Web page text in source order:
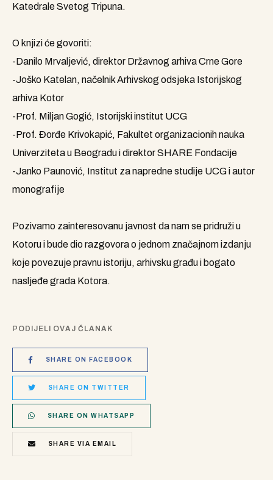
Katedrale Svetog Tripuna.
O knjizi će govoriti:
-Danilo Mrvaljević, direktor Državnog arhiva Crne Gore
-Joško Katelan, načelnik Arhivskog odsjeka Istorijskog
arhiva Kotor
-Prof. Miljan Gogić, Istorijski institut UCG
-Prof. Đorđe Krivokapić, Fakultet organizacionih nauka
Univerziteta u Beogradu i direktor SHARE Fondacije
-Janko Paunović, Institut za napredne studije UCG i autor
monografije
Pozivamo zainteresovanu javnost da nam se pridruži u
Kotoru i bude dio razgovora o jednom značajnom izdanju
koje povezuje pravnu istoriju, arhivsku građu i bogato
nasljeđe grada Kotora.
PODIJELI OVAJ ČLANAK
SHARE ON FACEBOOK
SHARE ON TWITTER
SHARE ON WHATSAPP
SHARE VIA EMAIL